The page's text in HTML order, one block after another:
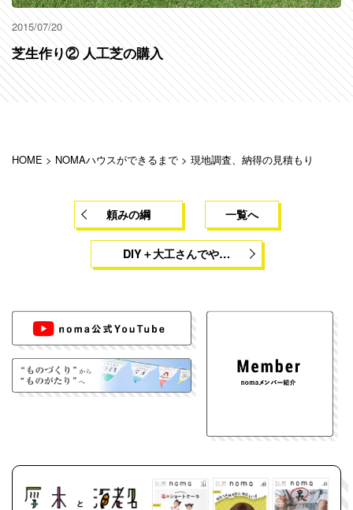
2015/07/20
芝生作り② 人工芝の購入
HOME > NOMAハウスができるまで > 現地調査、納得の見積もり
頼みの綱 一覧へ
DIY＋大工さんでや…